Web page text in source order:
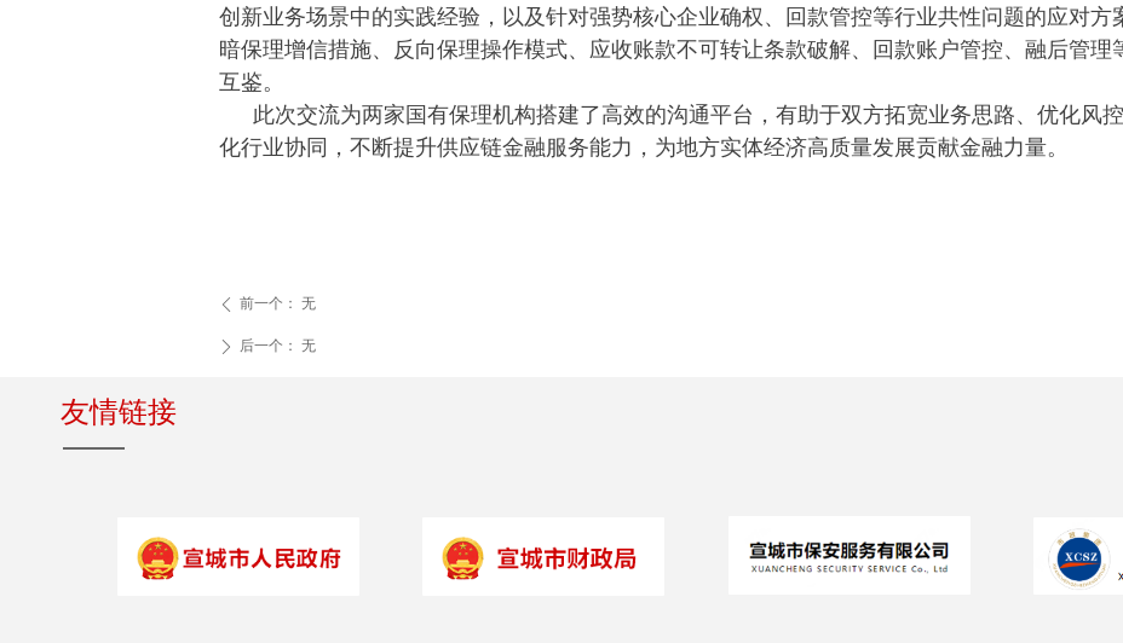
创新业务场景中的实践经验，以及针对强势核心企业确权、回款管控等行业共性问题的应对方
暗保理增信措施、反向保理操作模式、应收账款不可转让条款破解、回款账户管控、融后管理
互鉴。
此次交流为两家国有保理机构搭建了高效的沟通平台，有助于双方拓宽业务思路、优化风
化行业协同，不断提升供应链金融服务能力，为地方实体经济高质量发展贡献金融力量。
ꄴ 前一个： 无
ꄲ 后一个： 无
友情链接